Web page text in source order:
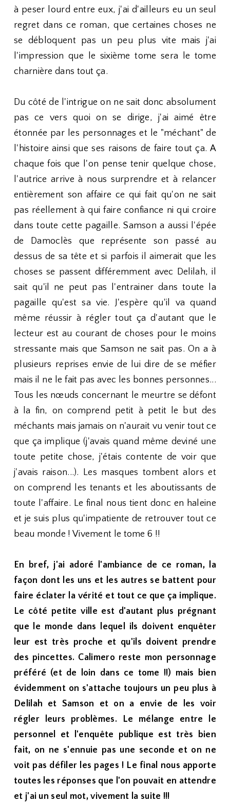
à peser lourd entre eux, j'ai d'ailleurs eu un seul
regret dans ce roman, que certaines choses ne
se débloquent pas un peu plus vite mais j'ai
l'impression que le sixième tome sera le tome
charnière dans tout ça.
Du côté de l'intrigue on ne sait donc absolument
pas ce vers quoi on se dirige, j'ai aimé être
étonnée par les personnages et le "méchant" de
l'histoire ainsi que ses raisons de faire tout ça. A
chaque fois que l'on pense tenir quelque chose,
l'autrice arrive à nous surprendre et à relancer
entièrement son affaire ce qui fait qu'on ne sait
pas réellement à qui faire confiance ni qui croire
dans toute cette pagaille. Samson a aussi l'épée
de Damoclès que représente son passé au
dessus de sa tête et si parfois il aimerait que les
choses se passent différemment avec Delilah, il
sait qu'il ne peut pas l'entrainer dans toute la
pagaille qu'est sa vie. J'espère qu'il va quand
même réussir à régler tout ça d'autant que le
lecteur est au courant de choses pour le moins
stressante mais que Samson ne sait pas. On a à
plusieurs reprises envie de lui dire de se méfier
mais il ne le fait pas avec les bonnes personnes...
Tous les nœuds concernant le meurtre se défont
à la fin, on comprend petit à petit le but des
méchants mais jamais on n'aurait vu venir tout ce
que ça implique (j'avais quand même deviné une
toute petite chose, j'étais contente de voir que
j'avais raison...). Les masques tombent alors et
on comprend les tenants et les aboutissants de
toute l'affaire. Le final nous tient donc en haleine
et je suis plus qu'impatiente de retrouver tout ce
beau monde ! Vivement le tome 6 !!
En bref, j'ai adoré l'ambiance de ce roman, la
façon dont les uns et les autres se battent pour
faire éclater la vérité et tout ce que ça implique.
Le côté petite ville est d'autant plus prégnant
que le monde dans lequel ils doivent enquêter
leur est très proche et qu'ils doivent prendre
des pincettes. Calimero reste mon personnage
préféré (et de loin dans ce tome !!) mais bien
évidemment on s'attache toujours un peu plus à
Delilah et Samson et on a envie de les voir
régler leurs problèmes. Le mélange entre le
personnel et l'enquête publique est très bien
fait, on ne s'ennuie pas une seconde et on ne
voit pas défiler les pages ! Le final nous apporte
toutes les réponses que l'on pouvait en attendre
et j'ai un seul mot, vivement la suite !!!